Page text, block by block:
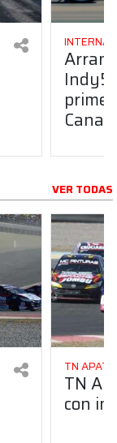
VER TODAS
TN APAT
TN
con